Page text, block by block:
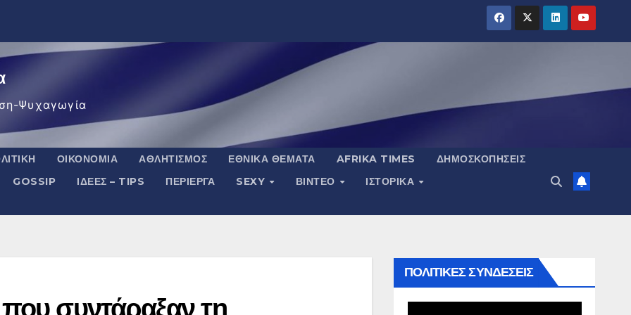
Ψυχαγωγία
ΟΙΚΟΝΟΜΊΑ ΑΘΛΗΤΙΣΜΌΣ ΕΘΝΙΚΆ ΘΈΜΑΤΑ AFRIKA TIMES
ΔΗΜΟΣΚΟΠΉΣΕΙΣ
GOSSIP ΙΔΈΕΣ – TIPS ΠΕΡΊΕΡΓΑ SEXY ΒΙΝΤΕΟ
ΙΣΤΟΡΙΚΆ
συντάραξαν τη
ΠΟΛΙΤΙΚΕΣ ΣΥΝΔΕΣΕΙΣ